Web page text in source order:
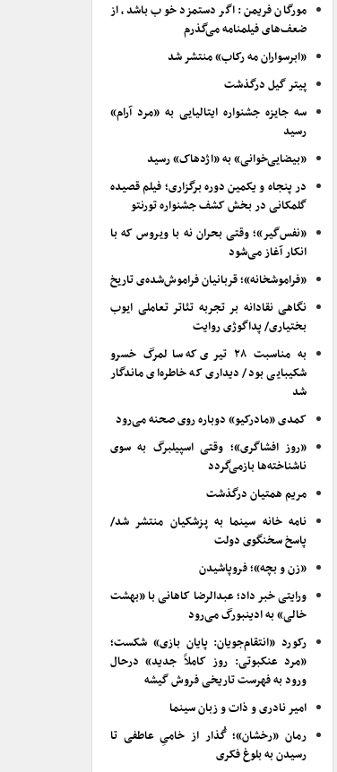
مورگان فریمن: اگر دستمزد خوب باشد، از
ضعف‌های فیلمنامه می‌گذرم
«ابرسواران مه رکاب» منتشر شد
پیتر گیل درگذشت
سه جایزه جشنواره ایتالیایی به «مرد آرام»
رسید
«بیضایی‌خوانی» به «اژدهاک» رسید
در پنجاه و یکمین دوره برگزاری؛ فیلم قصیده
گلمکانی در بخش کشف جشنواره تورنتو
«نفس‌گیر»؛ وقتی بحران نه با ویروس که با
انکار آغاز می‌شود
«فراموشخانه»؛ قربانیان فراموش‌شده‌ی تاریخ
نگاهی نقادانه بر تجربه تئاتر تعاملی ایوب
بختیاری/ پداگوژی روایت
به مناسبت ۲۸ تیری که سالمرگ خسرو
شکیبایی بود/ دیداری که خاطره‌ای ماندگار
شد
کمدی «مادرکیو» دوباره روی صحنه می‌رود
«روز افشاگری»؛ وقتی اسپیلبرگ به سوی
ناشناخته‌ها بازمی‌گردد
مریم همتیان درگذشت
نامه خانه سینما به پزشکیان منتشر شد/
پاسخ سخنگوی دولت
«زن و بچه»؛ فروپاشیدن
ورایتی خبر داد؛ عبدالرضا کاهانی با «بهشت
خالی» به ادینبورگ می‌رود
رکورد «انتقام‌جویان: پایان بازی» شکست؛
«مرد عنکبوتی: روز کاملاً جدید» درحال
ورود به فهرست تاریخی فروش گیشه
امیر نادری و ذات و زبان سینما
رمان «رخشان»؛ گُذار از خامیِ عاطفی تا
رسیدن به بلوغ فکری